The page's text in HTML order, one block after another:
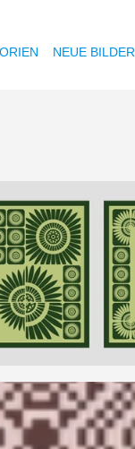
NEUE BILDER